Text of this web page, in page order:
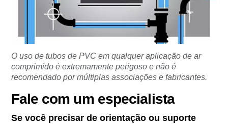
O uso de tubos de PVC em qualquer aplicação de ar
comprimido é extremamente perigoso e não é
recomendado por múltiplas associações e fabricantes.
Fale com um especialista
Se você precisar de orientação ou suporte